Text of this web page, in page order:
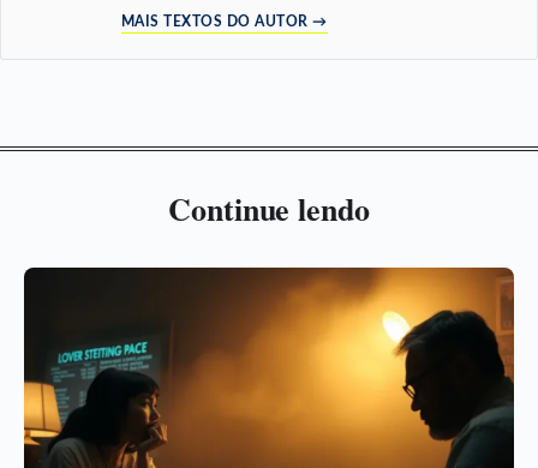
MAIS TEXTOS DO AUTOR →
Continue lendo